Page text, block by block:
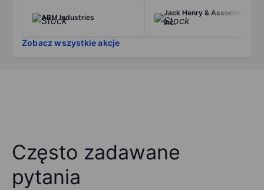
ABM Industries
Jack Henry & Associates
Inc.
Zobacz wszystkie akcje
Często zadawane
pytania